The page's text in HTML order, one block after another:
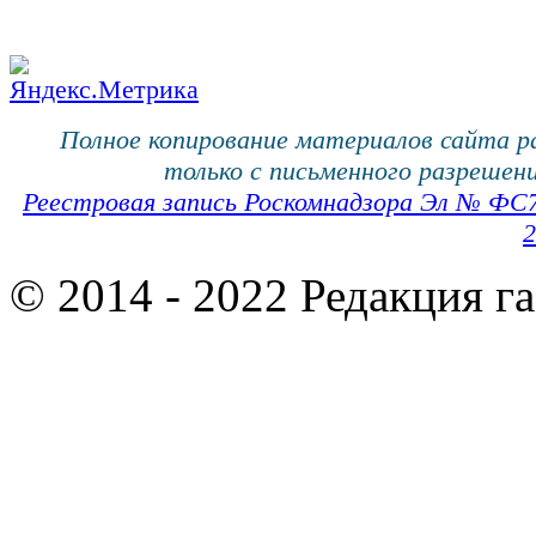
Полное копирование материалов сайта
только с письменного
Реестровая запись Роскомнадзора Эл №
© 2014 - 2022 Редакция